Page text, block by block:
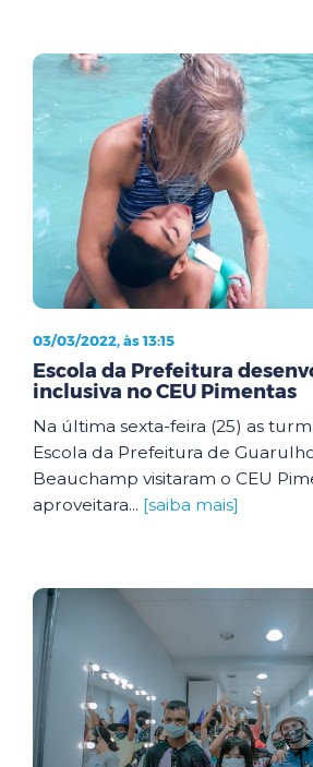
03/03/2022, às 13:15
Escola da Prefeitura
inclusiva no CEU Pimentas
Na última sexta-feira (25) as
Escola da Prefeitura de
Beauchamp visitaram o CEU
aproveitara... [saiba mais]